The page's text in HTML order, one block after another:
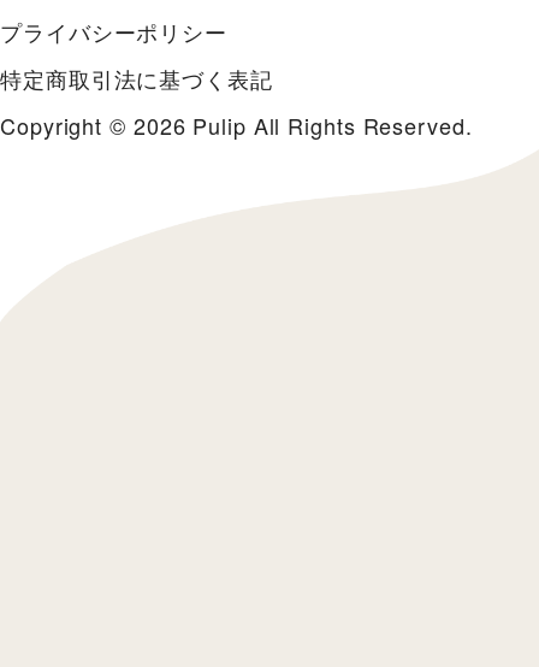
プライバシーポリシー
特定商取引法に基づく表記
Copyright © 2026 Pulip All Rights Reserved.